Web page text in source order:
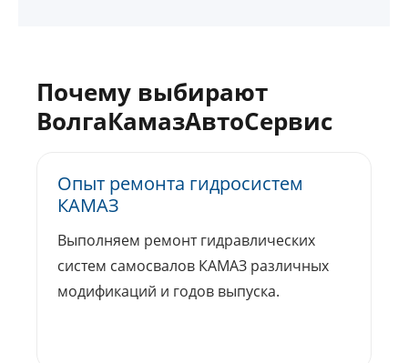
Почему выбирают
ВолгаКамазАвтоСервис
Опыт ремонта гидросистем
КАМАЗ
Выполняем ремонт гидравлических
систем самосвалов КАМАЗ различных
модификаций и годов выпуска.